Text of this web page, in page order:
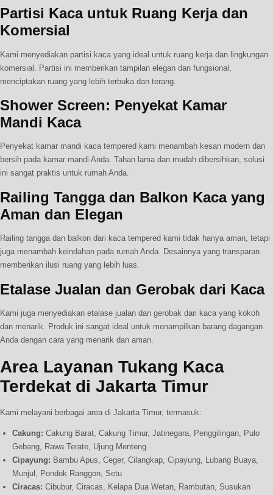
Partisi Kaca untuk Ruang Kerja dan
Komersial
Kami menyediakan partisi kaca yang ideal untuk ruang kerja dan lingkungan
komersial. Partisi ini memberikan tampilan elegan dan fungsional,
menciptakan ruang yang lebih terbuka dan terang.
Shower Screen: Penyekat Kamar
Mandi Kaca
Penyekat kamar mandi kaca tempered kami menambah kesan modern dan
bersih pada kamar mandi Anda. Tahan lama dan mudah dibersihkan, solusi
ini sangat praktis untuk rumah Anda.
Railing Tangga dan Balkon Kaca yang
Aman dan Elegan
Railing tangga dan balkon dari kaca tempered kami tidak hanya aman, tetapi
juga menambah keindahan pada rumah Anda. Desainnya yang transparan
memberikan ilusi ruang yang lebih luas.
Etalase Jualan dan Gerobak dari Kaca
Kami juga menyediakan etalase jualan dan gerobak dari kaca yang kokoh
dan menarik. Produk ini sangat ideal untuk menampilkan barang dagangan
Anda dengan cara yang menarik dan aman.
Area Layanan Tukang Kaca
Terdekat di Jakarta Timur
Kami melayani berbagai area di Jakarta Timur, termasuk:
Cakung: Cakung Barat, Cakung Timur, Jatinegara, Penggilingan, Pulo
Gebang, Rawa Terate, Ujung Menteng
Cipayung: Bambu Apus, Ceger, Cilangkap, Cipayung, Lubang Buaya,
Munjul, Pondok Ranggon, Setu
Ciracas: Cibubur, Ciracas, Kelapa Dua Wetan, Rambutan, Susukan